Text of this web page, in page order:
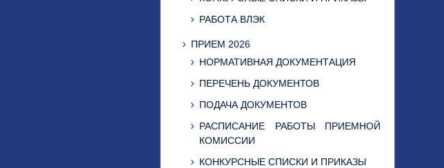
РАБОТА ВЛЭК
ПРИЕМ 2026
НОРМАТИВНАЯ ДОКУМЕНТАЦИЯ
ПЕРЕЧЕНЬ ДОКУМЕНТОВ
ПОДАЧА ДОКУМЕНТОВ
РАСПИСАНИЕ РАБОТЫ ПРИЕМНОЙ
КОМИССИИ
КОНКУРСНЫЕ СПИСКИ И ПРИКАЗЫ